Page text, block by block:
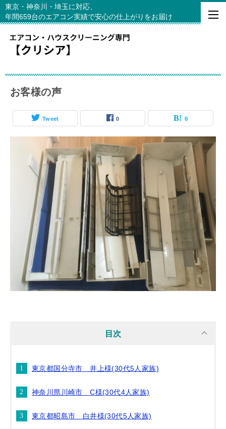
東京・神奈川・埼玉に対応、
年間659台のエアコン実績で安心の仕上がりをお届け
お客様の声
Tweet 0 0
目次
東京都国分寺市 井上様(30代5人家族)
神奈川県川崎市 C様(30代4人家族)
東京都昭島市 白井様(30代5人家族)